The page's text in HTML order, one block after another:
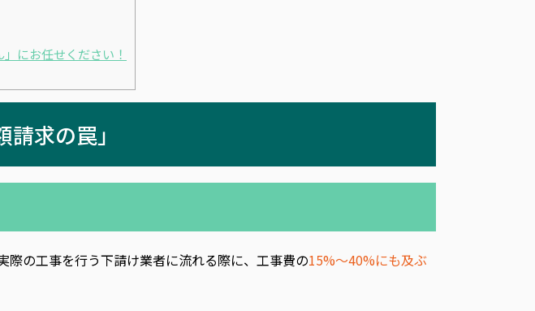
にお任せください！
求の罠」
の工事を行う下請け業者に流れる際に、工事費の15%〜40%にも及ぶ